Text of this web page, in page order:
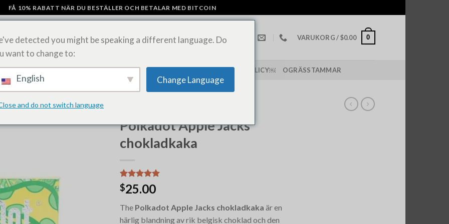
FÅ 10% RABATT NÄR DU BESTÄLLER OCH BETALAR MED BITCOIN
VARUKORG /$0.00 0
CHOKLADKAKOR MED SVAMP KÖP LSD-ARK ONLINE SHIPPING POLICY￼ OGRÄSSTAMMAR
Polkadot Apple Jacks
chokladkaka
Betygsatt
5.00av 5
6
kundrecensioner
$25.00
The Polkadot Apple Jacks chokladkaka är en
härlig blandning av rik belgisk choklad och den
detected you might be speaking a different language. Do
want to change to:
English Change Language
and do not switch language